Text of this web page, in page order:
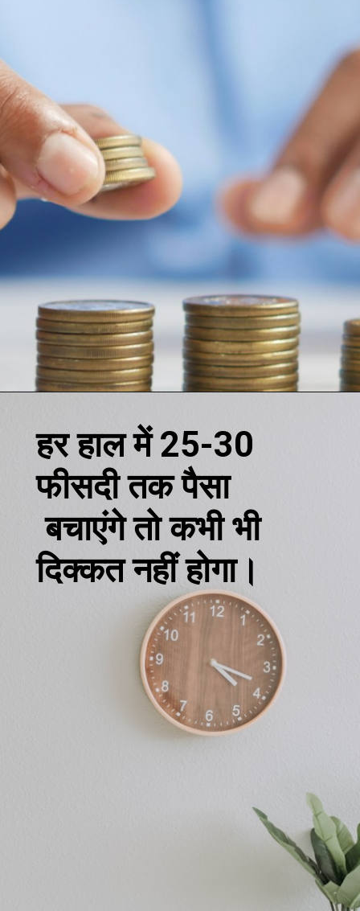
हर हाल में 25-30
फीसदी तक पैसा
बचाएंगे तो कभी भी
दिक्कत नहीं होगा।